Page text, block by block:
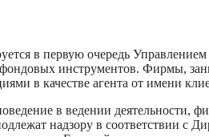
в первую очередь
инструментов. Фирмы,
в качестве агента от имени
в ведении деятельности,
надзору в соответствии с